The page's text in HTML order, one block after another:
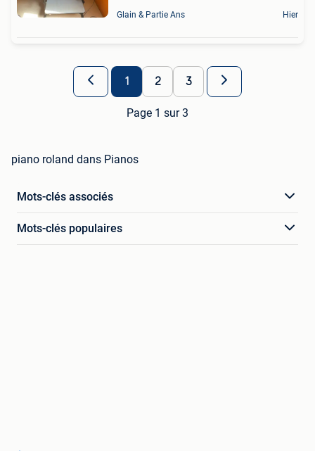
Glain & Partie Ans Hier
1 2 3
Page 1 sur 3
piano roland dans Pianos
Mots-clés associés
Mots-clés populaires